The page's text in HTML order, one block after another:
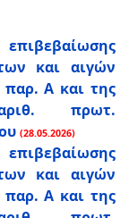
και αιγών
παρ. Α και της
πρωτ.
(28.05.2026)
και αιγών
παρ. Α και της